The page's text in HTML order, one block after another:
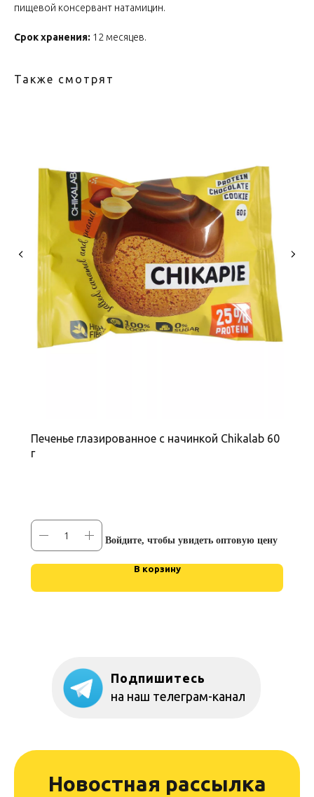
пищевой консервант натамицин.
Срок хранения: 12 месяцев.
Также смотрят
Печенье глазированное с начинкой Chikalab 60
г
Войдите, чтобы увидеть оптовую цену
В корзину
Подпишитесь
на наш телеграм-канал
Новостная рассылка